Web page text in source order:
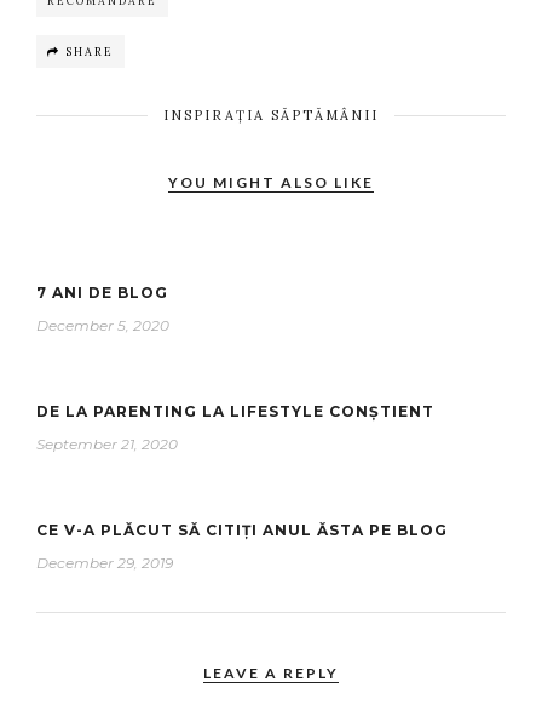
SHARE
INSPIRAȚIA SĂPTĂMÂNII
YOU MIGHT ALSO LIKE
7 ANI DE BLOG
December 5, 2020
DE LA PARENTING LA LIFESTYLE CONȘTIENT
September 21, 2020
CE V-A PLĂCUT SĂ CITIȚI ANUL ĂSTA PE BLOG
December 29, 2019
LEAVE A REPLY